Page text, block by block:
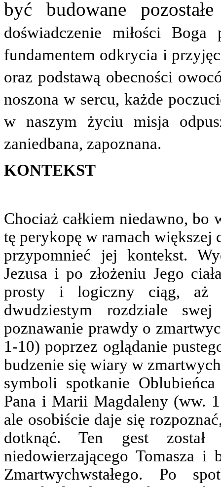
być budowane
doświadczenie miłości Boga
fundamentem odkrycia i
oraz podstawą obecności
noszona w sercu, każde
w naszym życiu misja
zaniedbana, zapoznana.
KONTEKST
Chociaż całkiem niedawno,
tę perykopę w ramach większej
przypomnieć jej kontekst.
Jezusa i po złożeniu Jego
prosty i logiczny ciąg, aż
dwudziestym rozdziale
poznawanie prawdy o
1-10) poprzez oglądanie
budzenie się wiary w
symboli spotkanie
Pana i Marii Magdaleny (ww.
ale osobiście daje się
dotknąć. Ten gest został
niedowierzającego Tomasza i
Zmartwychwstałego. Po